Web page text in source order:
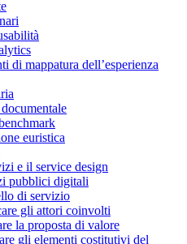
di mappatura dell’esperienza
euristica
e il service design
pubblici digitali
di servizio
gli attori coinvolti
la proposta di valore
gli elementi costitutivi del